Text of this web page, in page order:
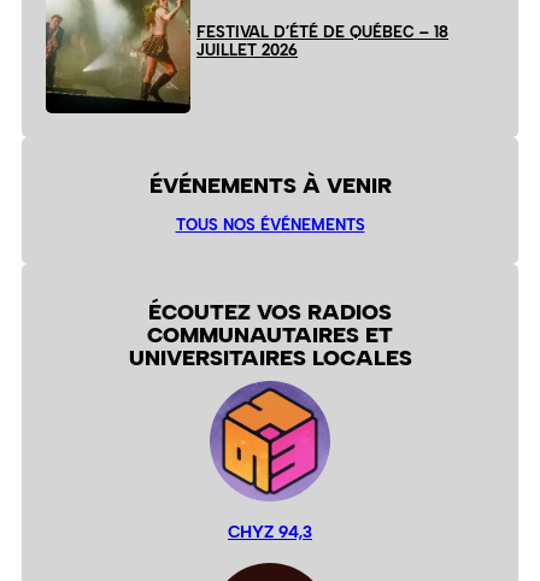
FESTIVAL D’ÉTÉ DE QUÉBEC – 18
JUILLET 2026
ÉVÉNEMENTS À VENIR
TOUS NOS ÉVÉNEMENTS
ÉCOUTEZ VOS RADIOS
COMMUNAUTAIRES ET
UNIVERSITAIRES LOCALES
CHYZ 94,3